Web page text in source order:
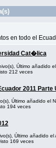
en todo el
Cat�lica
Último añadido
212 veces
2011 Parte
Último añadido el
194 veces
Último añadido el
169 veces